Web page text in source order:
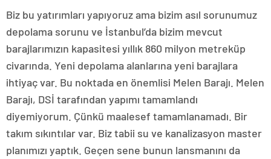
Biz bu yatırımları yapıyoruz ama bizim asıl sorunumuz
depolama sorunu ve İstanbul’da bizim mevcut
barajlarımızın kapasitesi yıllık 860 milyon metreküp
civarında. Yeni depolama alanlarına yeni barajlara
ihtiyaç var. Bu noktada en önemlisi Melen Barajı. Melen
Barajı, DSİ tarafından yapımı tamamlandı
diyemiyorum. Çünkü maalesef tamamlanamadı. Bir
takım sıkıntılar var. Biz tabii su ve kanalizasyon master
planımızı yaptık. Geçen sene bunun lansmanını da